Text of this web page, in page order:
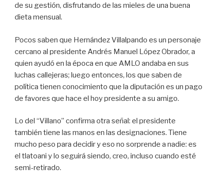
de su gestión, disfrutando de las mieles de una buena
dieta mensual.
Pocos saben que Hernández Villalpando es un personaje
cercano al presidente Andrés Manuel López Obrador, a
quien ayudó en la época en que AMLO andaba en sus
luchas callejeras; luego entonces, los que saben de
política tienen conocimiento que la diputación es un pago
de favores que hace el hoy presidente a su amigo.
Lo del “Villano” confirma otra señal: el presidente
también tiene las manos en las designaciones. Tiene
mucho peso para decidir y eso no sorprende a nadie: es
el tlatoani y lo seguirá siendo, creo, incluso cuando esté
semi-retirado.